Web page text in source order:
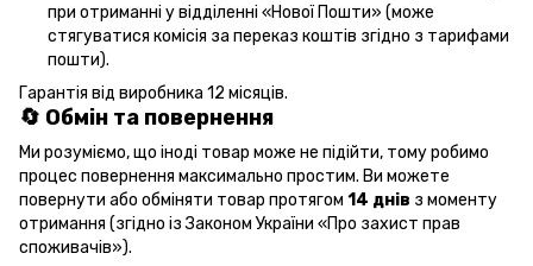
при отриманні у відділенні «Нової Пошти» (може
стягуватися комісія за переказ коштів згідно з тарифами
пошти).
Гарантія від виробника 12 місяців.
🔄 Обмін та повернення
Ми розуміємо, що іноді товар може не підійти, тому робимо
процес повернення максимально простим. Ви можете
повернути або обміняти товар протягом 14 днів з моменту
отримання (згідно із Законом України «Про захист прав
споживачів»).